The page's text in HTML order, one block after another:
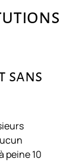
sans
peine 10